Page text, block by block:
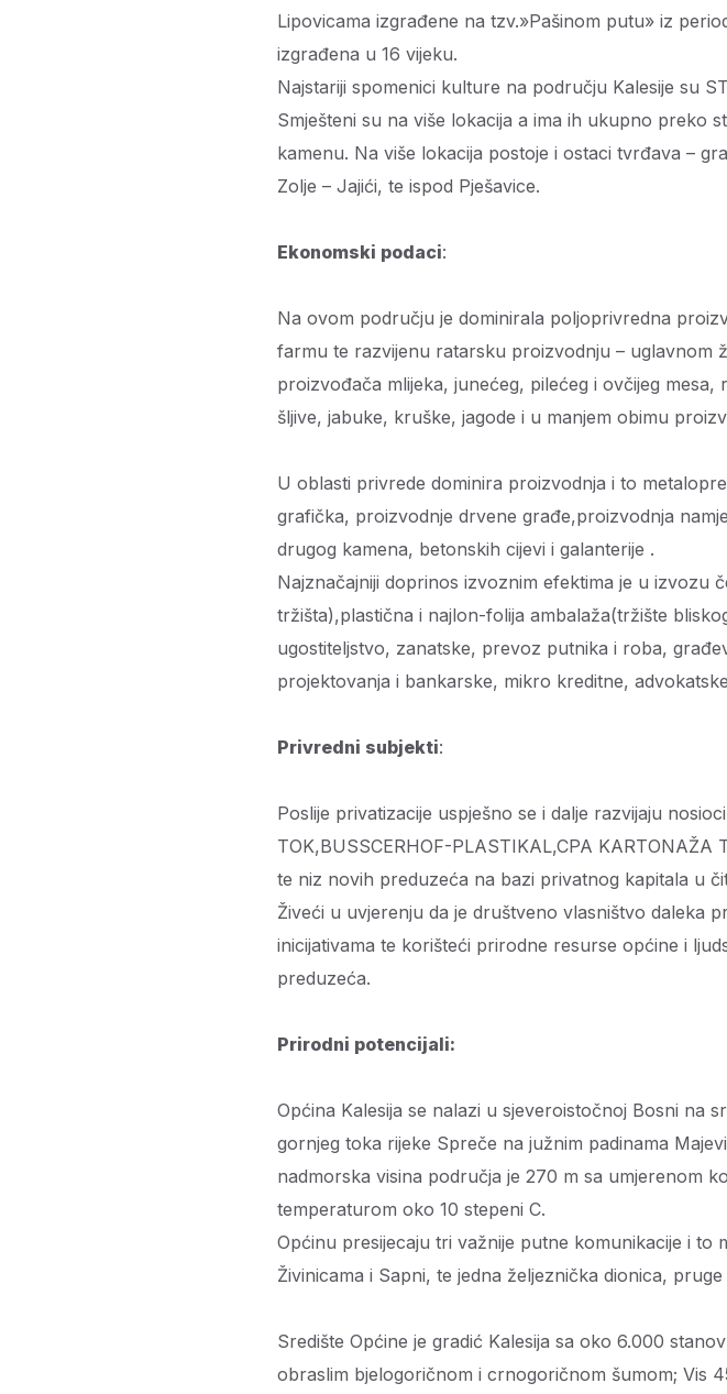
Lipovicama izgrađene na tzv.»Pašinom putu» iz
izgrađena u 16 vijeku.
Najstariji spomenici kulture na području Kalesije su
Smješteni su na više lokacija a ima ih ukupno preko
kamenu. Na više lokacija postoje i ostaci tvrđava –
Zolje – Jajići, te ispod Pješavice.
Ekonomski podaci:
Na ovom području je dominirala poljoprivredna
farmu te razvijenu ratarsku proizvodnju – uglavnom
proizvođača mlijeka, junećeg, pilećeg i ovčijeg
šljive, jabuke, kruške, jagode i u manjem obimu
U oblasti privrede dominira proizvodnja i to
grafička, proizvodnje drvene građe,proizvodnja
drugog kamena, betonskih cijevi i galanterije .
Najznačajniji doprinos izvoznim efektima je u izvozu
tržišta),plastična i najlon-folija ambalaža(tržište
ugostiteljstvo, zanatske, prevoz putnika i roba,
projektovanja i bankarske, mikro kreditne,
Privredni subjekti:
Poslije privatizacije uspješno se i dalje razvijaju
TOK,BUSSCERHOF-PLASTIKAL,CPA KARTONAŽA
te niz novih preduzeća na bazi privatnog kapitala u
Živeći u uvjerenju da je društveno vlasništvo daleka
inicijativama te korišteći prirodne resurse općine i
preduzeća.
Prirodni potencijali:
Općina Kalesija se nalazi u sjeveroistočnoj Bosni na
gornjeg toka rijeke Spreče na južnim padinama
nadmorska visina područja je 270 m sa umjerenom
temperaturom oko 10 stepeni C.
Općinu presijecaju tri važnije putne komunikacije i
Živinicama i Sapni, te jedna željeznička dionica,
Središte Općine je gradić Kalesija sa oko 6.000
obraslim bjelogoričnom i crnogoričnom šumom; Vis